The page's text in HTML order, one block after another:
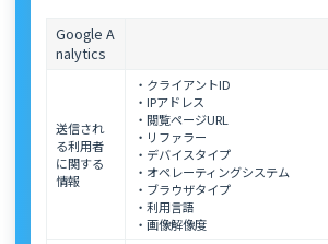
Google A
nalytics
送信され
る利用者
に関する
情報
・クライアントID
・IPアドレス
・閲覧ページURL
・リファラー
・デバイスタイプ
・オペレーティングシステム
・ブラウザタイプ
・利用言語
・画像解像度